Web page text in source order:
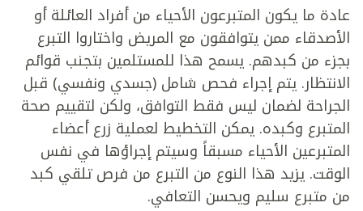
عادة ما يكون المتبرعون الأحياء من أفراد العائلة أو
الأصدقاء ممن يتوافقون مع المريض واختاروا التبرع
بجزء من كبدهم. يسمح هذا للمستلمين بتجنب قوائم
الانتظار. يتم إجراء فحص شامل (جسدي ونفسي) قبل
الجراحة لضمان ليس فقط التوافق، ولكن لتقييم صحة
المتبرع وكبده. يمكن التخطيط لعملية زرع أعضاء
المتبرعين الأحياء مسبقاً وسيتم إجراؤها في نفس
الوقت. يزيد هذا النوع من التبرع من فرص تلقي كبد
من متبرع سليم ويحسن التعافي.